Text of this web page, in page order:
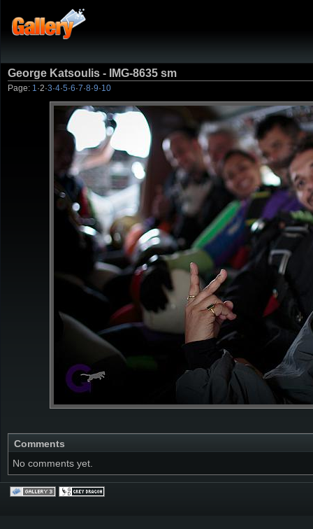
George Katsoulis - IMG-8635 sm
Page: 1 ·2·3·4·5·6·7·8·9·10
Comments
No comments yet.